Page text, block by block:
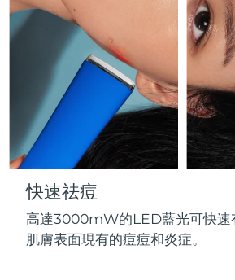
快速祛痘
高達3000mW的LED藍光可快速
肌膚表面現有的痘痘和炎症。
FAQ™護膚品
All FAQ™ skincare
FAQ™產品
All anti-aging
FAQ™護膚品
All FAQ™ skincare
FAQ™產品
All LED treatments
FAQ™產品
All hair treatments
FAQ™ skincare
All FAQ™ skincare
FAQ™ products
All toning treatments
脫毛
PEACH™ 2 Pro
Professional IPL hair
PEACH™ 2
IPL hair removal
PEACH™ 2 go
Travel-friendly IPL
身體護
BEAR™ 2 body
Microcurrent body
LUNA™ 4 body
Massaging body brush
Firming body serum
痘肌護理
ESPADA™ 2 plus
Recurring acne LED
ESPADA™ 2
Acne treatment device
眼部護理
BEAR™ 2 eyes &
Microcurrent line
IRIS™ 2
Rejuvenating eye
毛孔護理
KIWI™ derma
護發
LUNA™ 4 hair
NEW
法國
法屬玻里尼西亞
德國
直布羅陀
希臘
中國香港特別行政區
匈牙利